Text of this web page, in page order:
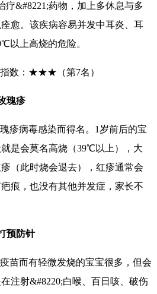
疗&#8221;药物，加上多休息与多
愈。该疾病容易并发中耳炎、耳
以上高烧的危险。
指数：★★★（第7名）
瑰疹
疹病毒感染而得名。1岁前后的宝
是会莫名高烧（39℃以上），大
（此时烧会退去），红疹通常会
痕，也没有其他并发症，家长不
预防针
苗而有轻微发烧的宝宝很多，但会
注射&#8220;白喉、百日咳、破伤